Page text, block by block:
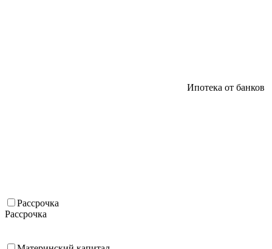
Ипотека от банков
Рассрочка
Рассрочка